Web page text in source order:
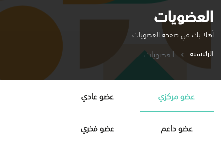
العضويات
أهلا بك في صفحة العضويات
الرئيسية
العضويات
عضو مركزي عضو عادي
عضو داعم عضو فخري